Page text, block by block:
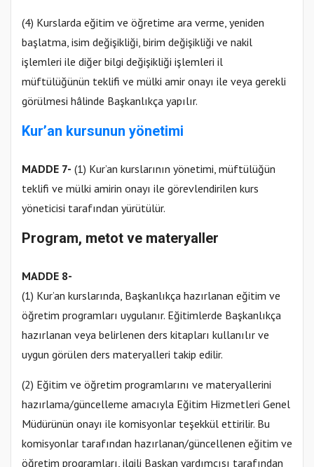
(4) Kurslarda eğitim ve öğretime ara verme, yeniden
başlatma, isim değişikliği, birim değişikliği ve nakil
işlemleri ile diğer bilgi değişikliği işlemleri il
müftülüğünün teklifi ve mülki amir onayı ile veya gerekli
görülmesi hâlinde Başkanlıkça yapılır.
Kur’an kursunun yönetimi
MADDE 7- (1) Kur’an kurslarının yönetimi, müftülüğün
teklifi ve mülki amirin onayı ile görevlendirilen kurs
yöneticisi tarafından yürütülür.
Program, metot ve materyaller
MADDE 8-
(1) Kur’an kurslarında, Başkanlıkça hazırlanan eğitim ve
öğretim programları uygulanır. Eğitimlerde Başkanlıkça
hazırlanan veya belirlenen ders kitapları kullanılır ve
uygun görülen ders materyalleri takip edilir.
(2) Eğitim ve öğretim programlarını ve materyallerini
hazırlama/güncelleme amacıyla Eğitim Hizmetleri Genel
Müdürünün onayı ile komisyonlar teşekkül ettirilir. Bu
komisyonlar tarafından hazırlanan/güncellenen eğitim ve
öğretim programları, ilgili Başkan yardımcısı tarafından